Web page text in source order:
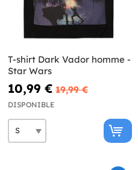
T-shirt Dark Vador homme -
Star Wars
10,99 € 19,99 €
DISPONIBLE